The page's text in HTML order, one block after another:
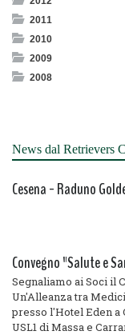
2011
2010
2009
2008
News dal Retrievers
Cesena - Raduno
Convegno "Salute e
Segnaliamo ai Soci il
Un'Alleanza tra
presso l'Hotel Eden a
USL1 di Massa e